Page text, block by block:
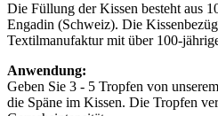
Die Füllung der Kissen besteht aus
Engadin (Schweiz). Die
Textilmanufaktur mit über 100-
Anwendung:
Geben Sie 3 - 5 Tropfen von
die Späne im Kissen. Die Tropfen